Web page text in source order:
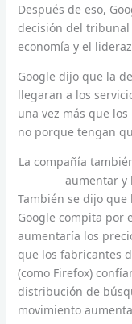
Después de eso,
decisión del
economía y el
Google dijo que la
llegaran a los
una vez más que
no porque tengan
La compañía
aumentar y
También se dijo que
Google compita por
aumentaría los
que los fabricantes
(como Firefox)
distribución de
movimiento